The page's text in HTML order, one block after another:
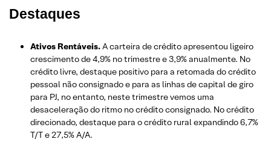
Destaques
Ativos Rentáveis.A carteira de crédito apresentou ligeiro
crescimento de 4,9% no trimestre e 3,9% anualmente. No
crédito livre, destaque positivo para a retomada do crédito
pessoal não consignado e para as linhas de capital de giro
para PJ, no entanto, neste trimestre vemos uma
desaceleração do ritmo no crédito consignado. No crédito
direcionado, destaque para o crédito rural expandindo 6,7%
T/T e 27,5% A/A.